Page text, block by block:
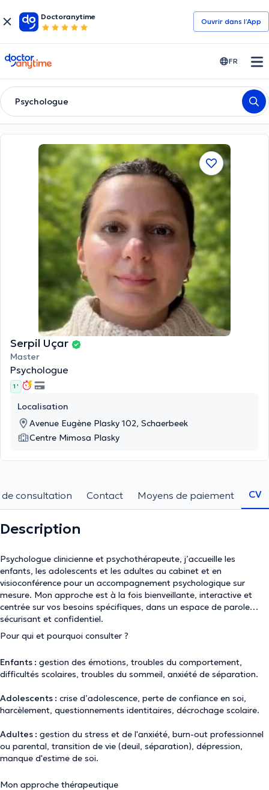
Doctoranytime
Ouvrir dans l’App
doctoranytime FR
Psychologue
Serpil Uçar
Master
Psychologue
1 '
Localisation
Avenue Eugène Plasky 102, Schaerbeek
Centre Mimosa Plasky
de consultation Contact Moyens de paiement CV
Description
Psychologue clinicienne et psychothérapeute, j’accueille les
enfants, les adolescents et les adultes au cabinet et en
visioconférence pour un accompagnement psychologique sur
mesure. Mon approche est à la fois bienveillante, interactive et
centrée sur vos besoins spécifiques, dans un espace de parole
sécurisant et confidentiel.
Pour qui et pourquoi consulter ?
Enfants : gestion des émotions, troubles du comportement,
difficultés scolaires, troubles du sommeil, anxiété de séparation.
Adolescents : crise d’adolescence, perte de confiance en soi,
harcèlement, questionnements identitaires, décrochage scolaire.
Adultes : gestion du stress et de l'anxiété, burn-out professionnel
ou parental, transition de vie (deuil, séparation), dépression,
manque d'estime de soi.
Mon approche thérapeutique